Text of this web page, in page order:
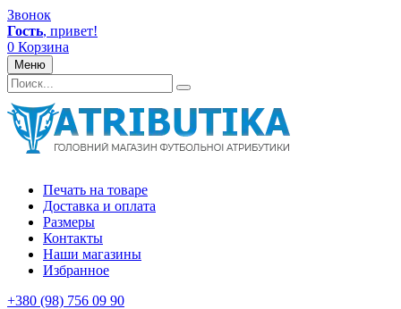
Звонок
Гость, привет!
0 Корзина
Меню
Печать на товаре
Доставка и оплата
Размеры
Контакты
Наши магазины
Избранное
+380 (98) 756 09 90